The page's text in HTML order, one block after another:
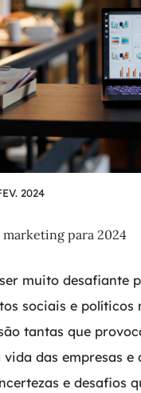
2024
para 2024
muito desafiante
sociais e políticos
tantas que
das empresas e
e desafios